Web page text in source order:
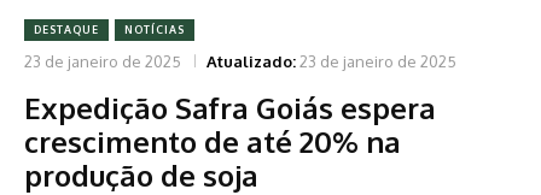
DESTAQUE NOTÍCIAS
23 de janeiro de 2025 Atualizado:23 de janeiro de 2025
Expedição Safra Goiás espera
crescimento de até 20% na
produção de soja